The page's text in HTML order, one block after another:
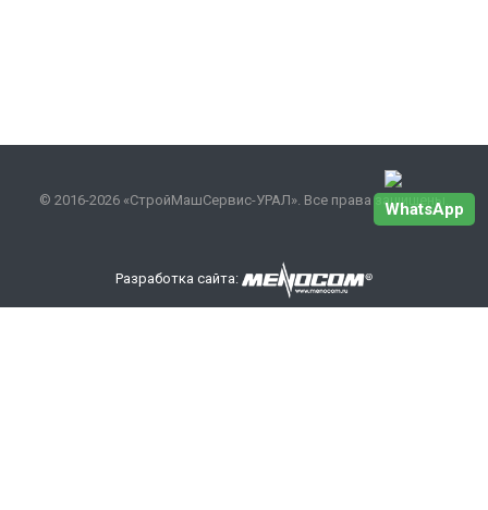
© 2016-2026 «СтройМашСервис-УРАЛ». Все права защищены.
Разработка сайта:
WhatsApp